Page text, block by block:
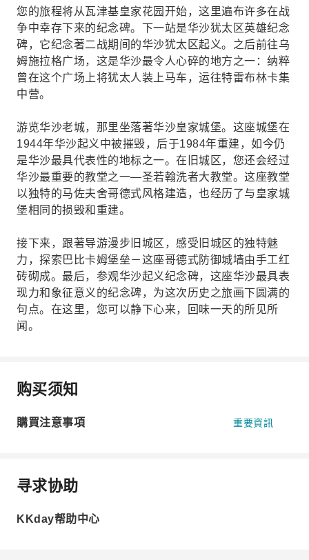
您的旅程将从瓦津基皇家花园开始，这里遍布许多在战
争中幸存下来的纪念碑。下一站是华沙犹太区英雄纪念
碑，它纪念著二战期间的华沙犹太区起义。之后前往乌
姆施拉格广场，这是华沙最令人心碎的地方之一：纳粹
曾在这个广场上将犹太人装上马车，运往特雷布林卡集
中营。
游览华沙老城，那里坐落著华沙皇家城堡。这座城堡在
1944年华沙起义中被摧毁，后于1984年重建，如今仍
是华沙最具代表性的地标之一。在旧城区，您还会经过
华沙最重要的教堂之一—圣若翰洗者大教堂。这座教堂
以独特的马佐夫舍哥德式风格建造，也经历了与皇家城
堡相同的损毁和重建。
接下来，跟著导游漫步旧城区，感受旧城区的独特魅
力，探索巴比卡姆堡垒－这座哥德式防御城墙由手工红
砖砌成。最后，参观华沙起义纪念碑，这座华沙最具表
现力和象征意义的纪念碑，为这次历史之旅画下圆满的
句点。在这里，您可以静下心来，回味一天的所见所
闻。
购买须知
購買注意事項 重要資訊
寻求协助
KKday帮助中心